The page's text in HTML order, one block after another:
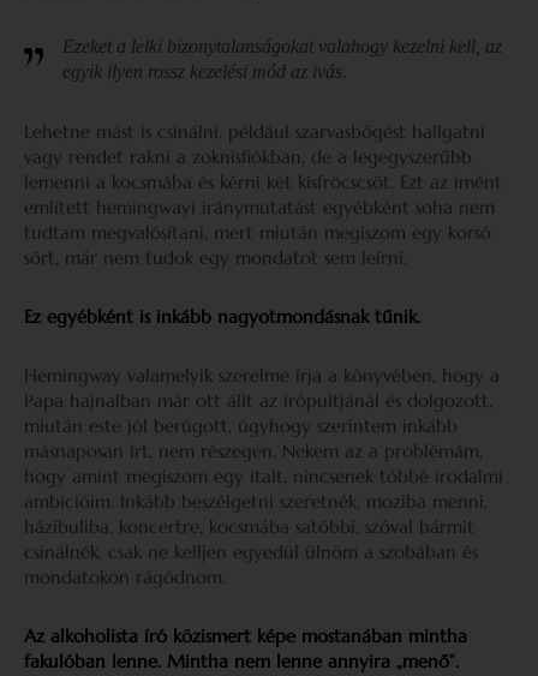
Ezeket a lelki bizonytalanságokat valahogy kezelni kell, az
egyik ilyen rossz kezelési mód az ivás.
Lehetne mást is csinálni, például szarvasbőgést hallgatni
vagy rendet rakni a zoknisfiókban, de a legegyszerűbb
lemenni a kocsmába és kérni két kisfröcscsöt. Ezt az imént
említett hemingwayi iránymutatást egyébként soha nem
tudtam megvalósítani, mert miután megiszom egy korsó
sört, már nem tudok egy mondatot sem leírni.
Ez egyébként is inkább nagyotmondásnak tűnik.
Hemingway valamelyik szerelme írja a könyvében, hogy a
Papa hajnalban már ott állt az írópultjánál és dolgozott,
miután este jól berúgott, úgyhogy szerintem inkább
másnaposan írt, nem részegen. Nekem az a problémám,
hogy amint megiszom egy italt, nincsenek többé irodalmi
ambícióim. Inkább beszélgetni szeretnék, moziba menni,
házibuliba, koncertre, kocsmába satöbbi, szóval bármit
csinálnék, csak ne kelljen egyedül ülnöm a szobában és
mondatokon rágódnom.
Az alkoholista író közismert képe mostanában mintha
fakulóban lenne. Mintha nem lenne annyira „menő”.